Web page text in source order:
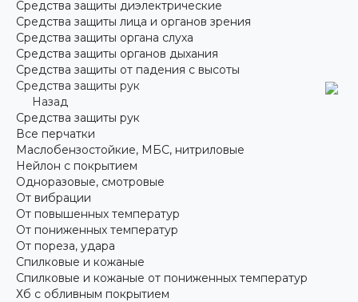
Средства защиты диэлектрические
Средства защиты лица и органов зрения
Средства защиты органа слуха
Средства защиты органов дыхания
Средства защиты от падения с высоты
Средства защиты рук
Назад
Средства защиты рук
Все перчатки
Маслобензостойкие, МБС, нитриловые
Нейлон с покрытием
Одноразовые, смотровые
От вибрации
От повышенных температур
От пониженных температур
От пореза, удара
Спилковые и кожаные
Спилковые и кожаные от пониженных температур
Хб с обливным покрытием